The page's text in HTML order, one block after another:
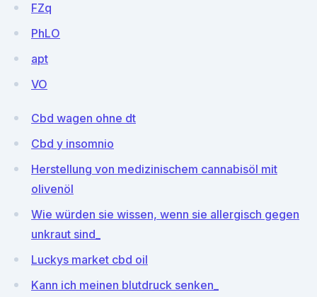
FZq
PhLO
apt
VO
Cbd wagen ohne dt
Cbd y insomnio
Herstellung von medizinischem cannabisöl mit
olivenöl
Wie würden sie wissen, wenn sie allergisch gegen
unkraut sind_
Luckys market cbd oil
Kann ich meinen blutdruck senken_